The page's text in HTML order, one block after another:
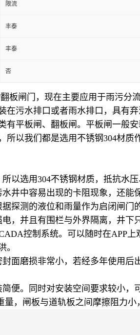
限流
丰泰
丰泰
否
板闸门，现在主要应用于雨污分流
污水排口或者雨水排口，具有弃
有平板闸、翻板闸。平板闸一般
我们都是选用不锈钢304材质
以选用304不锈钢材质，抵抗水
井中容易出现的卡阻现象，还能
探测的液位和雨量作为启闭闸门
，并且有围栏与外界隔离，井
控制系统。可以随时在APP
。
面磨损非常小，若经多年使用
便。同时对安装空间要求较小
，闸板与道轨板之间摩擦阻力小